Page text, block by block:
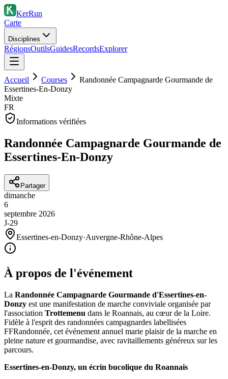
KerRun
Carte
Disciplines
RégionsOutilsGuidesRecordsExplorer
Accueil Courses
Randonnée Campagnarde Gourmande de
Essertines-En-Donzy
Mixte
FR
Informations vérifiées
Randonnée Campagnarde Gourmande de
Essertines-En-Donzy
Partager
dimanche
6
septembre 2026
J-29
Essertines-en-Donzy·Auvergne-Rhône-Alpes
À propos de l'événement
La Randonnée Campagnarde Gourmande d'Essertines-en-
Donzy est une manifestation de marche conviviale organisée par
l'association Trottemenu dans le Roannais, au cœur de la Loire.
Fidèle à l'esprit des randonnées campagnardes labellisées
FFRandonnée, cet événement annuel marie plaisir de la marche en
pleine nature et gourmandise, avec ravitaillements généreux sur les
parcours.
Essertines-en-Donzy, un écrin bucolique du Roannais